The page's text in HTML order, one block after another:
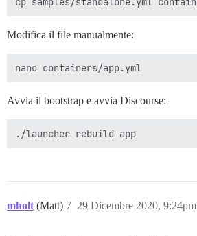
Modifica il file manualmente:
Avvia il bootstrap e avvia Discourse:
mholt (Matt) 29 Dicembre 2020, 9:24pm
7